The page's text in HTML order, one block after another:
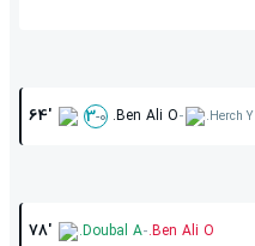
64' 0
-
3 Ben Ali O.- Herch Y.
78' Doubal A.- Ben Ali O.